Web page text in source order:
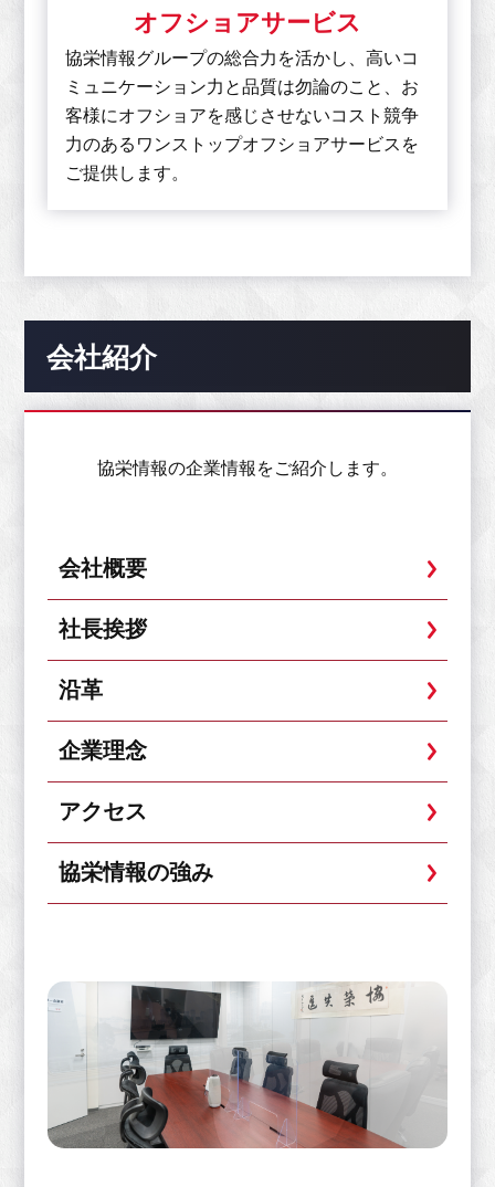
オフショアサービス
協栄情報グループの総合力を活かし、高いコ
ミュニケーション力と品質は勿論のこと、お
客様にオフショアを感じさせないコスト競争
力のあるワンストップオフショアサービスを
ご提供します。
会社紹介
協栄情報の企業情報をご紹介します。
会社概要
社長挨拶
沿革
企業理念
アクセス
協栄情報の強み